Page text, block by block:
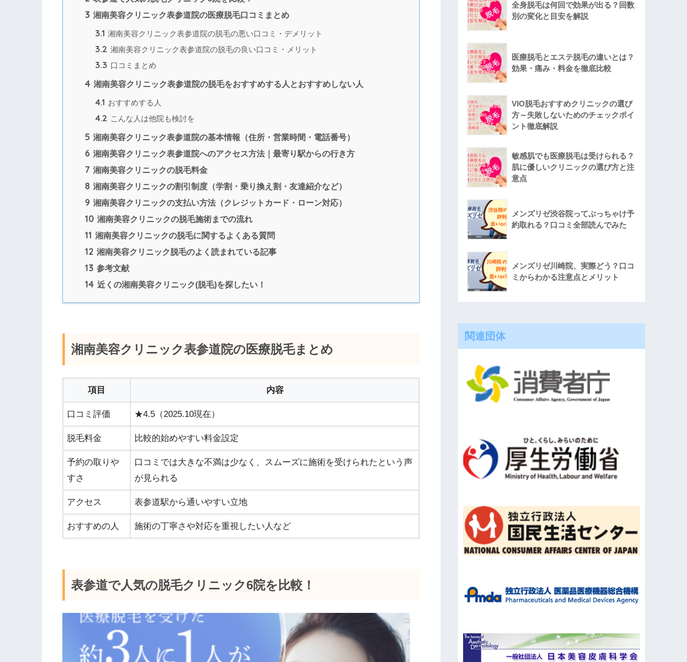
3 湘南美容クリニック表参道院の医療脱毛口コミまとめ
3.1 湘南美容クリニック表参道院の脱毛の悪い口コミ・デメリット
3.2 湘南美容クリニック表参道院の脱毛の良い口コミ・メリット
3.3 口コミまとめ
4 湘南美容クリニック表参道院の脱毛をおすすめする人とおすすめしない人
4.1 おすすめする人
4.2 こんな人は他院も検討を
5 湘南美容クリニック表参道院の基本情報（住所・営業時間・電話番号）
6 湘南美容クリニック表参道院へのアクセス方法｜最寄り駅からの行き方
7 湘南美容クリニックの脱毛料金
8 湘南美容クリニックの割引制度（学割・乗り換え割・友達紹介など）
9 湘南美容クリニックの支払い方法（クレジットカード・ローン対応）
10 湘南美容クリニックの脱毛施術までの流れ
11 湘南美容クリニックの脱毛に関するよくある質問
12 湘南美容クリニック脱毛のよく読まれている記事
13 参考文献
14 近くの湘南美容クリニック(脱毛)を探したい！
湘南美容クリニック表参道院の医療脱毛まとめ
項目 内容
口コミ評価 ★4.5（2025.10現在）
脱毛料金 比較的始めやすい料金設定
予約の取りや
すさ
口コミでは大きな不満は少なく、スムーズに施術を受けられたという声
が見られる
アクセス 表参道駅から通いやすい立地
おすすめの人 施術の丁寧さや対応を重視したい人など
表参道で人気の脱毛クリニック6院を比較！
全身脱毛は何回で効果が出る？回数
別の変化と目安を解説
医療脱毛とエステ脱毛の違いとは？
効果・痛み・料金を徹底比較
VIO脱毛おすすめクリニックの選び
方～失敗しないためのチェックポイ
ント徹底解説
敏感肌でも医療脱毛は受けられる？
肌に優しいクリニックの選び方と注
意点
メンズリゼ渋谷院ってぶっちゃけ予
約取れる？口コミ全部読んでみた
メンズリゼ川崎院、実際どう？口コ
ミからわかる注意点とメリット
関連団体